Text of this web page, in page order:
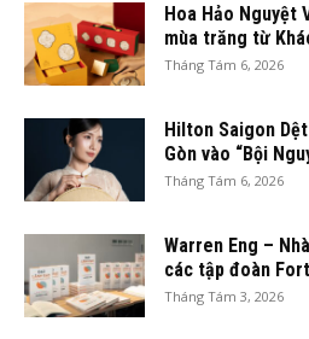
Hoa Hảo Nguyệt
mùa trăng từ
Tháng Tám 6, 2026
Hilton Saigon
Gòn vào “Bội
Tháng Tám 6, 2026
Warren Eng –
các tập đoàn
Tháng Tám 3, 2026